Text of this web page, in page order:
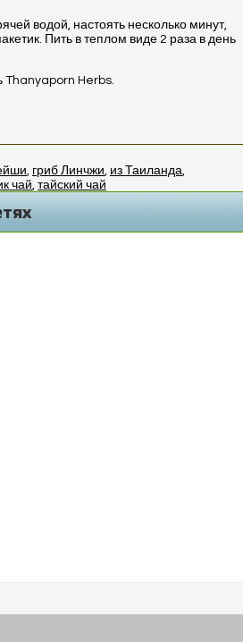
водой, настоять несколько минут,
Пить в теплом виде 2 раза в день
Thanyaporn Herbs.
, гриб Линчжи, из Таиланда,
чай, тайский чай